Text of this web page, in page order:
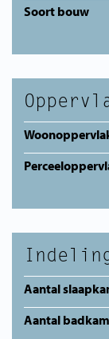
Soort bouw
Aantal
Aantal